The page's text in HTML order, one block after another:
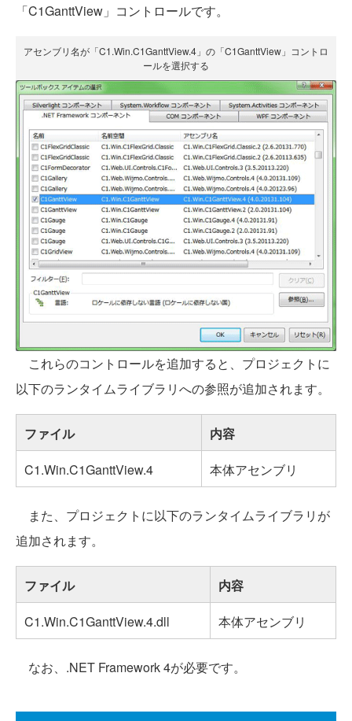
「C1GanttView」コントロールです。
アセンブリ名が「C1.Win.C1GanttView.4」の「C1GanttView」コントロ
ールを選択する
これらのコントロールを追加すると、プロジェクトに
以下のランタイムライブラリへの参照が追加されます。
ファイル
内容
C1.Win.C1GanttView.4
本体アセンブリ
また、プロジェクトに以下のランタイムライブラリが
追加されます。
ファイル
内容
C1.Win.C1GanttView.4.dll
本体アセンブリ
なお、.NET Framework 4が必要です。